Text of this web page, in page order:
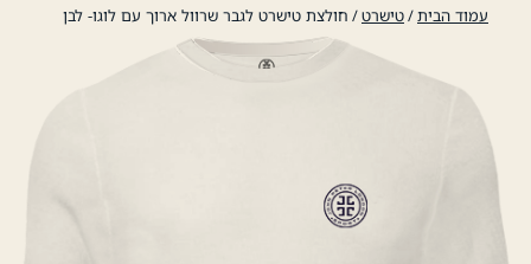
עמוד הבית/טישרט/ חולצת טישרט לגבר שרוול ארוך עם לוגו- לבן